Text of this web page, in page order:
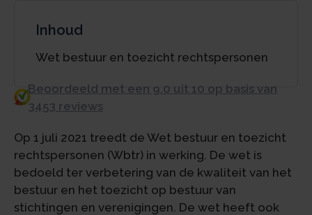
Inhoud
Wet bestuur en toezicht rechtspersonen
Beoordeeld met een 9.0 uit 10 op basis van
3453 reviews
Op 1 juli 2021 treedt de Wet bestuur en toezicht
rechtspersonen (Wbtr) in werking. De wet is
bedoeld ter verbetering van de kwaliteit van het
bestuur en het toezicht op bestuur van
stichtingen en verenigingen. De wet heeft ook